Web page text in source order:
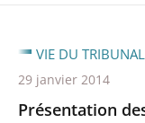
Présentation
VIE DU TRIBUNAL
29 janvier 2014